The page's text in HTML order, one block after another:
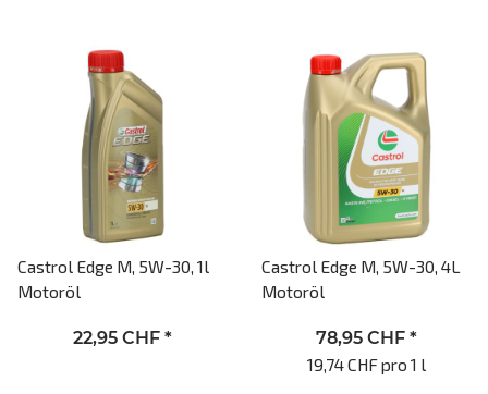
Castrol Edge M, 5W-30, 1l
Motoröl
22,95 CHF *
Castrol Edge M, 5W-30, 4L
Motoröl
78,95 CHF *
19,74 CHF pro 1 l